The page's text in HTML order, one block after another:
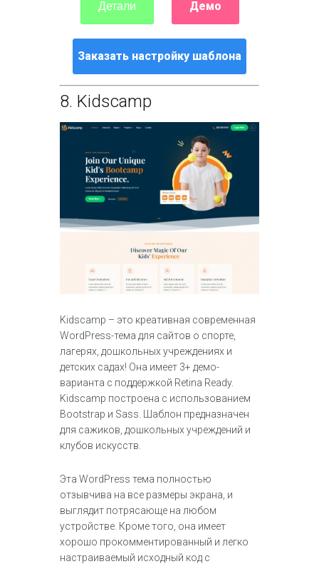
Детали Демо
Заказать настройку шаблона
8. Kidscamp
Kidscamp – это креативная современная
WordPress-тема для сайтов о спорте,
лагерях, дошкольных учреждениях и
детских садах! Она имеет 3+ демо-
варианта с поддержкой Retina Ready.
Kidscamp построена с использованием
Bootstrap и Sass. Шаблон предназначен
для сажиков, дошкольных учреждений и
клубов искусств.
Эта WordPress тема полностью
отзывчива на все размеры экрана, и
выглядит потрясающе на любом
устройстве. Кроме того, она имеет
хорошо прокомментированный и легко
настраиваемый исходный код с